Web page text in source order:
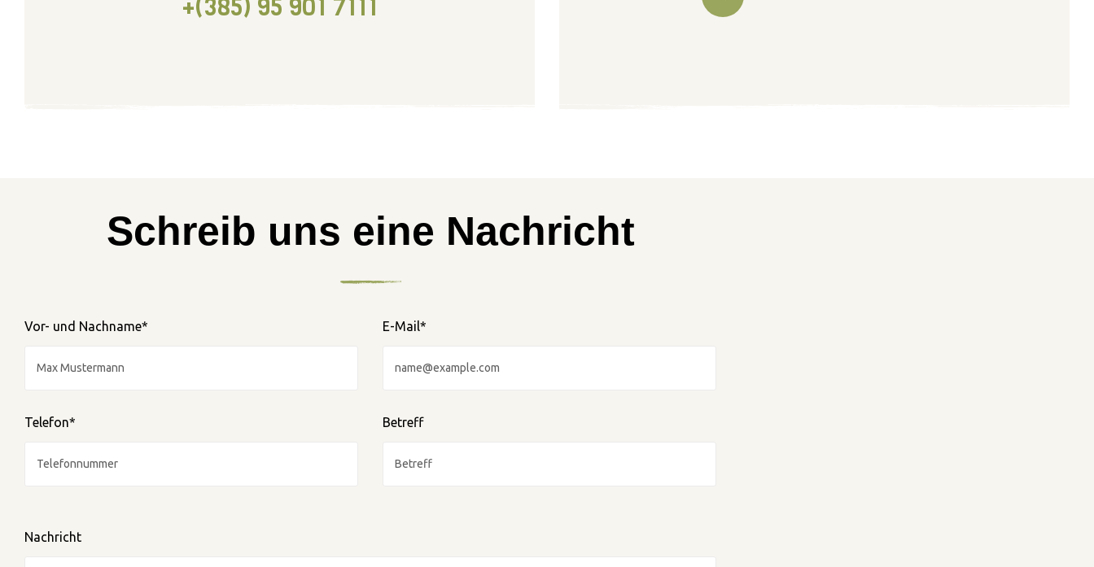
+(385) 95 901 7111
Schreib uns eine Nachricht
Vor- und Nachname*
Telefon*
E-Mail*
Betreff
Nachricht